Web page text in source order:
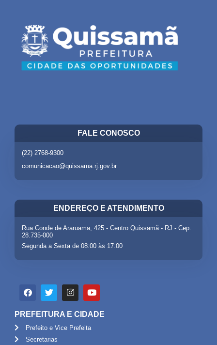
FALE CONOSCO
(22) 2768-9300
comunicacao@quissama.rj.gov.br
ENDEREÇO E ATENDIMENTO
Rua Conde de Araruama, 425 - Centro Quissamã - RJ - Cep:
28.735-000
Segunda a Sexta de 08:00 às 17:00
PREFEITURA E CIDADE
Prefeito e Vice Prefeita
Secretarias